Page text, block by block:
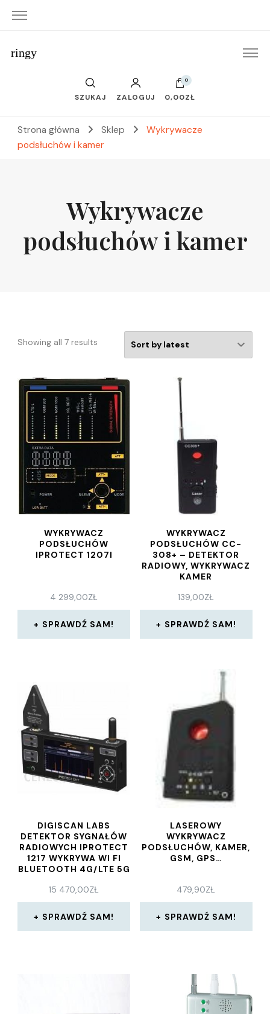
ringy
SZUKAJ ZALOGUJ
0
0,00ZŁ
Strona główna Sklep
Wykrywacze
podsłuchów i kamer
Wykrywacze
podsłuchów i kamer
Showing all 7 results
WYKRYWACZ
PODSŁUCHÓW
IPROTECT 1207I
4 299,00ZŁ
SPRAWDŹ SAM!
WYKRYWACZ
PODSŁUCHÓW CC-
308+ – DETEKTOR
RADIOWY, WYKRYWACZ
KAMER
139,00ZŁ
SPRAWDŹ SAM!
DIGISCAN LABS
DETEKTOR SYGNAŁÓW
RADIOWYCH IPROTECT
1217 WYKRYWA WI FI
BLUETOOTH 4G/LTE 5G
15 470,00ZŁ
SPRAWDŹ SAM!
LASEROWY
WYKRYWACZ
PODSŁUCHÓW, KAMER,
GSM, GPS…
479,90ZŁ
SPRAWDŹ SAM!